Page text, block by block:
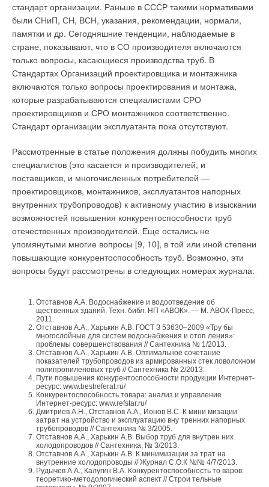
стандарт организации. Раньше в СССР такими нормативами
были СНиП, СН, ВСН, указания, рекомендации, нормали,
памятки и др. Сегодняшние тенденции, наблюдаемые в
стране, показывают, что в СО производителя включаются
только вопросы, касающиеся производства труб. В
Стандартах Организаций проектировщика и монтажника
включаются только вопросы проектирования и монтажа,
которые разрабатываются специалистами СРО
проектировщиков и СРО монтажников соответственно.
Стандарт организации эксплуатанта пока отсутствуют.
Рассмотренные в статье положения должны побудить многих
специалистов (это касается и производителей, и
поставщиков, и многочисленных потребителей —
проектировщиков, монтажников, эксплуатантов напорных
внутренних трубопроводов) к активному участию в изыскании
возможностей повышения конкурентоспособности труб
отечественных производителей. Еще остались не
упомянутыми многие вопросы [9, 10], в той или иной степени
повышающие конкурентоспособность труб. Возможно, эти
вопросы будут рассмотрены в следующих номерах журнала.
Отставнов А.А. Водоснабжение и водоотведение об
щественных зданий. Техн. библ. НП «АВОК». — М. АВОК-Пресс,
2011.
Отставнов А.А., Харькин А.В. ГОСТ З 53630–2009 «Тру бы
многослойные для систем водоснабжения и отоп ления»:
проблемы совершенствования // Сантехника № 1/2013.
Отставнов А.А., Харькин А.В. Оптимальное сочетание
показателей трубопроводов из армированных стек ловолокном
полипропиленовых труб // Сантехника № 2/2013.
Пути повышения конкурентоспособности продукции Интернет-
ресурс: www.bestreferat.ru/
Конкурентоспособность товара: анализ и управление
Интернет-ресурс: www.refstar.ru/
Дмитриев А.Н., Отставнов А.А., Ионов B.C. К мини мизации
затрат на устройство и эксплуатацию вну тренних напорных
трубопроводов // Сантехника № 3/2005.
Отставнов А.А., Харькин А.В. Выбор труб для внутрен них
холодопроводов // Сантехника, № 3/2013.
Отставнов А.А., Харькин А.В. К минимизации за трат на
внутренние холодопроводы // Журнал С.О.К №№ 4/7/2013.
Рудычев А.А., Калугин В.А. Конкурентоспособность то варов:
теоретико-методологический аспект // Строи тельные